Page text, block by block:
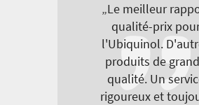
„Le meilleur
qualité-prix
l'Ubiquinol.
produits de
qualité. Un
rigoureux et